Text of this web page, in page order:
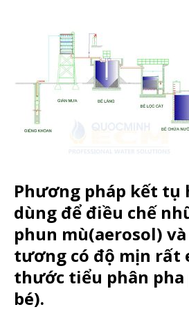
Phương pháp kết tụ
dùng để điều chế
phun mù(aerosol) và
tương có độ mịn rất
thước tiểu phân
bé).